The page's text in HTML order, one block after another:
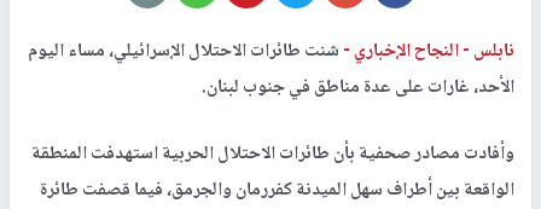
نابلس -النجاح الإخباري -شنت طائرات الاحتلال الإسرائيلي، مساء اليوم
الأحد، غارات على عدة مناطق في جنوب لبنان.
وأفادت مصادر صحفية بأن طائرات الاحتلال الحربية استهدفت المنطقة
الواقعة بين أطراف سهل الميدنة كفررمان والجرمق، فيما قصفت طائرة